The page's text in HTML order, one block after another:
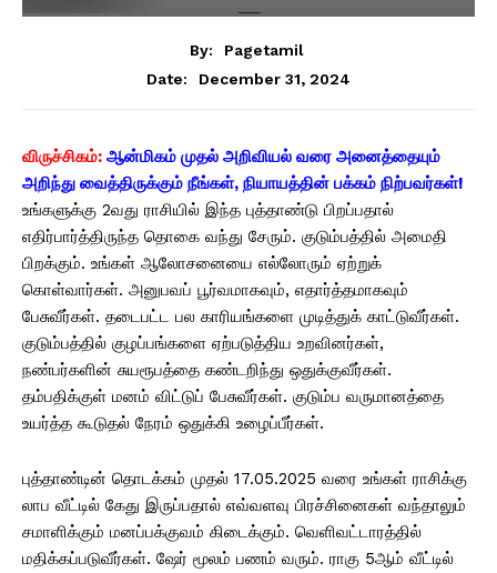
By:
Pagetamil
Date:
December 31, 2024
விருச்சிகம்: ஆன்மிகம் முதல் அறிவியல் வரை அனைத்தையும்
அறிந்து வைத்திருக்கும் நீங்கள், நியாயத்தின் பக்கம் நிற்பவர்கள்!
உங்களுக்கு 2வது ராசியில் இந்த புத்தாண்டு பிறப்பதால்
எதிர்பார்த்திருந்த தொகை வந்து சேரும். குடும்பத்தில் அமைதி
பிறக்கும். உங்கள் ஆலோசனையை எல்லோரும் ஏற்றுக்
கொள்வார்கள். அனுபவப் பூர்வமாகவும், எதார்த்தமாகவும்
பேசுவீர்கள். தடைபட்ட பல காரியங்களை முடித்துக் காட்டுவீர்கள்.
குடும்பத்தில் குழப்பங்களை ஏற்படுத்திய உறவினர்கள்,
நண்பர்களின் சுயரூபத்தை கண்டறிந்து ஒதுக்குவீர்கள்.
தம்பதிக்குள் மனம் விட்டுப் பேசுவீர்கள். குடும்ப வருமானத்தை
உயர்த்த கூடுதல் நேரம் ஒதுக்கி உழைப்பீர்கள்.
புத்தாண்டின் தொடக்கம் முதல் 17.05.2025 வரை உங்கள் ராசிக்கு
லாப வீட்டில் கேது இருப்பதால் எவ்வளவு பிரச்சினைகள் வந்தாலும்
சமாளிக்கும் மனப்பக்குவம் கிடைக்கும். வெளிவட்டாரத்தில்
மதிக்கப்படுவீர்கள். ஷேர் மூலம் பணம் வரும். ராகு 5ஆம் வீட்டில்